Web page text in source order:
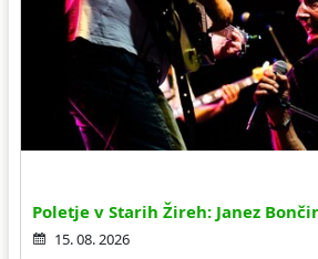
Poletje v Starih Žireh: Janez
15. 08. 2026